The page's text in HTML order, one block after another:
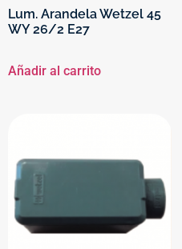
Lum. Arandela Wetzel 45
WY 26/2 E27
Añadir al carrito